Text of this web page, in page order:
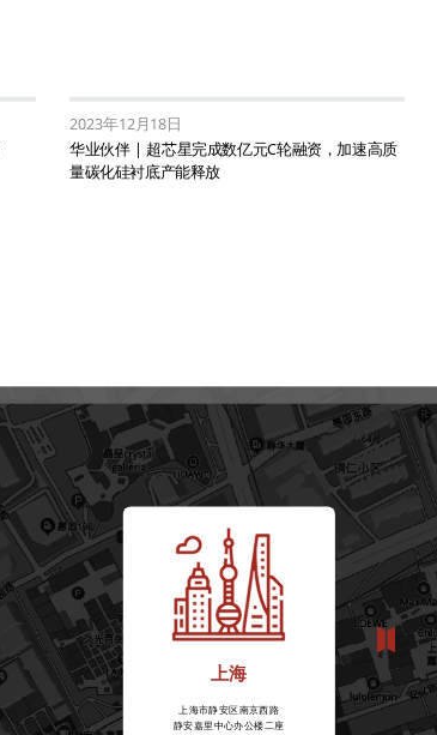
2023年12月18日
华业伙伴 | 超芯星完成数亿元C轮融资，加速高质
量碳化硅衬底产能释放
上海
上海市静安区南京西路
静安嘉里中心办公楼二座